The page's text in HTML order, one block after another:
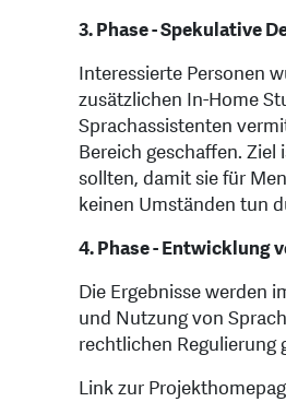
3. Phase - Spekulative
Interessierte Personen
zusätzlichen In-Home
Sprachassistenten
Bereich geschaffen.
sollten, damit sie für
keinen Umständen tun
4. Phase - Entwicklung
Die Ergebnisse werden
und Nutzung von
rechtlichen Regulierung
Link zur